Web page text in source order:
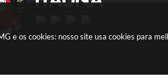
e os cookies: nosso site usa cookies para